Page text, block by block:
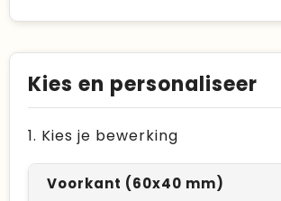
Kies en personaliseer
1. Kies je bewerking
Voorkant (60x40 mm)